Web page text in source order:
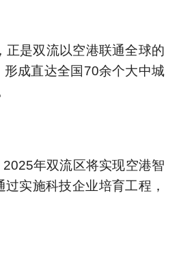
是双流以空港联通全球的
成直达全国70余个大中城
年双流区将实现空港智
实施科技企业培育工程，